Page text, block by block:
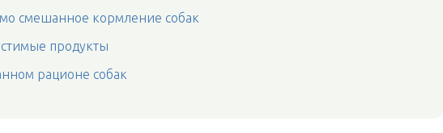
смешанное кормление собак
продукты
рационе собак